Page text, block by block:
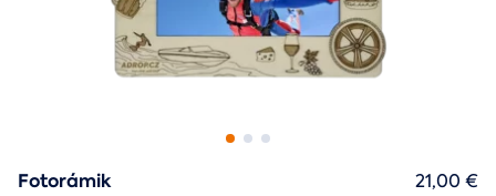
Fotorámik 21,00 €